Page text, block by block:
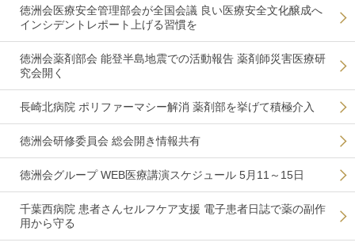
徳洲会医療安全管理部会が全国会議 良い医療安全文化醸成へ
インシデントレポート上げる習慣を
徳洲会薬剤部会 能登半島地震での活動報告 薬剤師災害医療研
究会開く
長崎北病院 ポリファーマシー解消 薬剤部を挙げて積極介入
徳洲会研修委員会 総会開き情報共有
徳洲会グループ WEB医療講演スケジュール 5月11～15日
千葉西病院 患者さんセルフケア支援 電子患者日誌で薬の副作
用から守る